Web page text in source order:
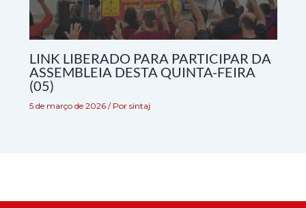
LINK LIBERADO PARA PARTICIPAR DA
ASSEMBLEIA DESTA QUINTA-FEIRA
(05)
5 de março de 2026 / Por sintaj